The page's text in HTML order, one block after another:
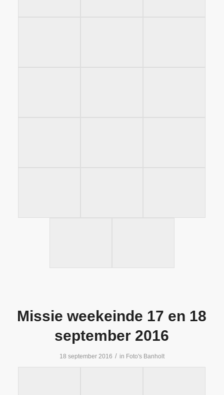
Missie weekeinde 17 en 18
september 2016
18 september 2016 / in Foto's Banholt